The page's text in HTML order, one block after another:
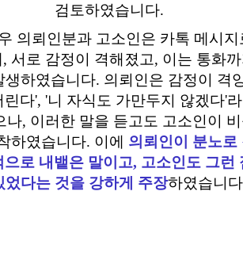
검토하였습니다.
의뢰인분과 고소인은 카톡 메시
서로 감정이 격해졌고, 이는 통화
생하였습니다. 의뢰인은 감정이 격
린다', '니 자식도 가만두지 않겠다'
나, 이러한 말을 듣고도 고소인이
하였습니다. 이에 의뢰인이 분노로
으로 내뱉은 말이고, 고소인도 그런
었다는 것을 강하게 주장하였습니